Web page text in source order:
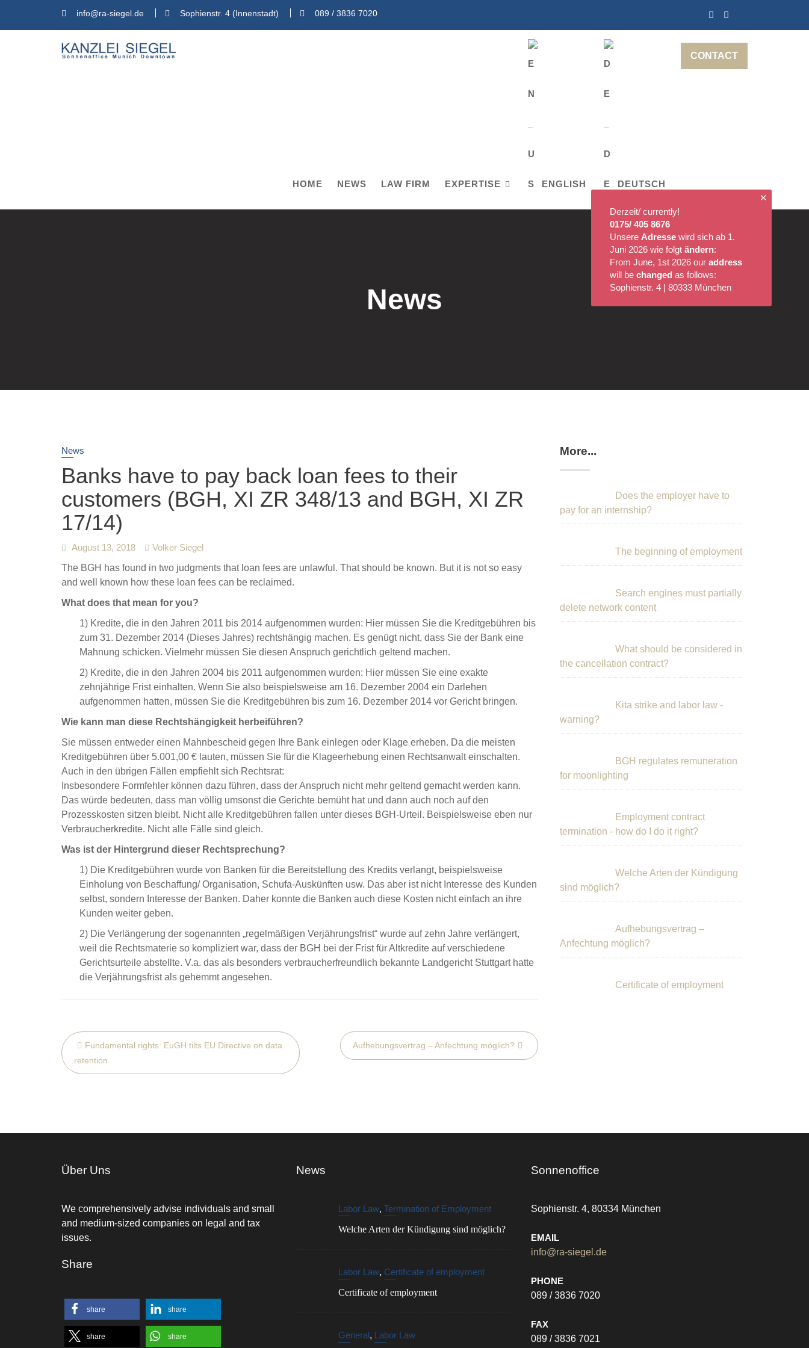
info@ra-siegel.de Sophienstr. 4 (Innenstadt) 089 / 3836 7020
CONTACT
HOME NEWS LAW FIRM EXPERTISE ENGLISH DEUTSCH
News
News
Banks have to pay back loan fees to their
customers (BGH, XI ZR 348/13 and BGH, XI ZR
17/14)
August 13, 2018
Volker Siegel
The BGH has found in two judgments that loan fees are unlawful. That should be known. But it is not so easy
and well known how these loan fees can be reclaimed.
What does that mean for you?
1) Kredite, die in den Jahren 2011 bis 2014 aufgenommen wurden: Hier müssen Sie die Kreditgebühren bis
zum 31. Dezember 2014 (Dieses Jahres) rechtshängig machen. Es genügt nicht, dass Sie der Bank eine
Mahnung schicken. Vielmehr müssen Sie diesen Anspruch gerichtlich geltend machen.
2) Kredite, die in den Jahren 2004 bis 2011 aufgenommen wurden: Hier müssen Sie eine exakte
zehnjährige Frist einhalten. Wenn Sie also beispielsweise am 16. Dezember 2004 ein Darlehen
aufgenommen hatten, müssen Sie die Kreditgebühren bis zum 16. Dezember 2014 vor Gericht bringen.
Wie kann man diese Rechtshängigkeit herbeiführen?
Sie müssen entweder einen Mahnbescheid gegen Ihre Bank einlegen oder Klage erheben. Da die meisten
Kreditgebühren über 5.001,00 € lauten, müssen Sie für die Klageerhebung einen Rechtsanwalt einschalten.
Auch in den übrigen Fällen empfiehlt sich Rechtsrat:
Insbesondere Formfehler können dazu führen, dass der Anspruch nicht mehr geltend gemacht werden kann.
Das würde bedeuten, dass man völlig umsonst die Gerichte bemüht hat und dann auch noch auf den
Prozesskosten sitzen bleibt. Nicht alle Kreditgebühren fallen unter dieses BGH-Urteil. Beispielsweise eben nur
Verbraucherkredite. Nicht alle Fälle sind gleich.
Was ist der Hintergrund dieser Rechtsprechung?
1) Die Kreditgebühren wurde von Banken für die Bereitstellung des Kredits verlangt, beispielsweise
Einholung von Beschaffung/ Organisation, Schufa-Auskünften usw. Das aber ist nicht Interesse des Kunden
selbst, sondern Interesse der Banken. Daher konnte die Banken auch diese Kosten nicht einfach an ihre
Kunden weiter geben.
2) Die Verlängerung der sogenannten „regelmäßigen Verjährungsfrist“ wurde auf zehn Jahre verlängert,
weil die Rechtsmaterie so kompliziert war, dass der BGH bei der Frist für Altkredite auf verschiedene
Gerichtsurteile abstellte. V.a. das als besonders verbraucherfreundlich bekannte Landgericht Stuttgart hatte
die Verjährungsfrist als gehemmt angesehen.
Post
navigation
Fundamental rights: EuGH tilts EU Directive on data
retention
Aufhebungsvertrag – Anfechtung möglich?
More...
Does the employer have to
pay for an internship?
The beginning of employment
Search engines must partially
delete network content
What should be considered in
the cancellation contract?
Kita strike and labor law -
warning?
BGH regulates remuneration
for moonlighting
Employment contract
termination - how do I do it right?
Welche Arten der Kündigung
sind möglich?
Aufhebungsvertrag –
Anfechtung möglich?
Certificate of employment
Über Uns
We comprehensively advise individuals and small
and medium-sized companies on legal and tax
issues.
Share
share share
share share
News
Labor Law, Termination of Employment
Welche Arten der Kündigung sind möglich?
Labor Law, Certificate of employment
Certificate of employment
General, Labor Law
Sonnenoffice
Sophienstr. 4, 80334 München
EMAIL
info@ra-siegel.de
PHONE
089 / 3836 7020
FAX
089 / 3836 7021
✕
Derzeit/ currently!
0175/ 405 8676
Unsere Adresse wird sich ab 1.
Juni 2026 wie folgt ändern:
From June, 1st 2026 our address
will be changed as follows:
Sophienstr. 4 | 80333 München